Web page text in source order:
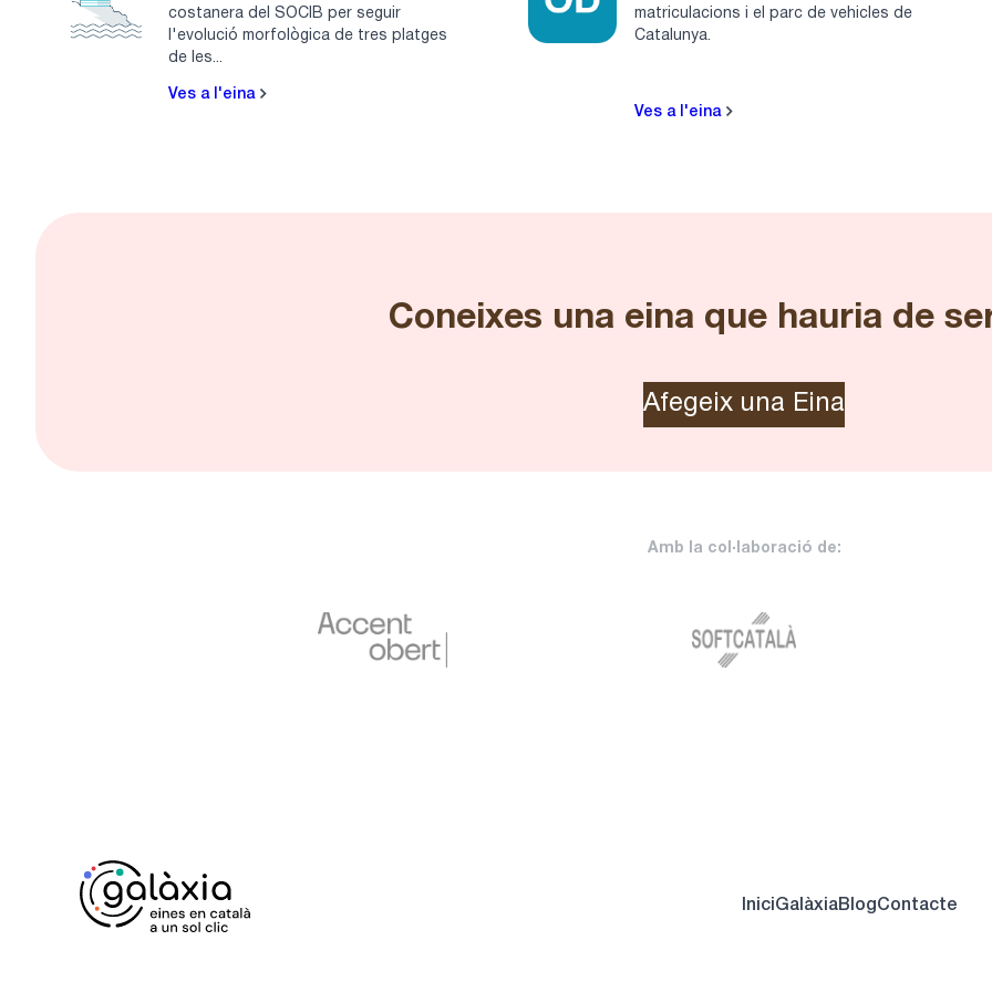
costanera del SOCIB per seguir
l'evolució morfològica de tres platges
de les...
Ves a l'eina
matriculacions i el parc de vehicles de
Catalunya.
Ves a l'eina
Coneixes una eina que hauria de
Afegeix una Eina
Amb la col·laboració de:
IniciGalàxiaBlogContacte